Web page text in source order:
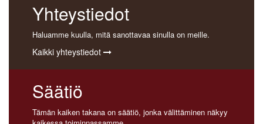
Yhteystiedot
Haluamme kuulla, mitä sanottavaa sinulla on meille.
Kaikki yhteystiedot
Säätiö
Tämän kaiken takana on säätiö, jonka välittäminen näkyy